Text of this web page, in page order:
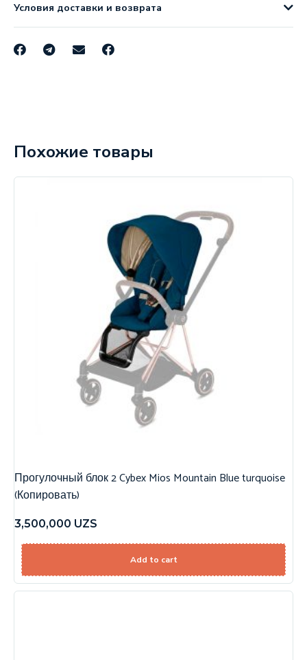
Условия доставки и возврата
Похожие товары
Прогулочный блок 2 Cybex Mios Mountain Blue turquoise
(Копировать)
3,500,000 UZS
Add to cart